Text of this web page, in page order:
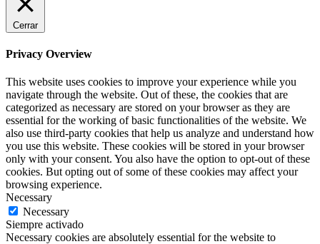
Cerrar
Privacy Overview
This website uses cookies to improve your experience while you
navigate through the website. Out of these, the cookies that are
categorized as necessary are stored on your browser as they are
essential for the working of basic functionalities of the website. We
also use third-party cookies that help us analyze and understand how
you use this website. These cookies will be stored in your browser
only with your consent. You also have the option to opt-out of these
cookies. But opting out of some of these cookies may affect your
browsing experience.
Necessary
Necessary
Siempre activado
Necessary cookies are absolutely essential for the website to